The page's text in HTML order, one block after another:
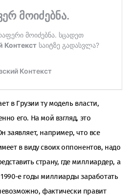
в Грузии ту модель власти,
его. На мой взгляд, это
заявляет, например, что все
в виду своих оппонентов, надо
страну, где миллиардер, а
е годы миллиарды заработать
фактически правит